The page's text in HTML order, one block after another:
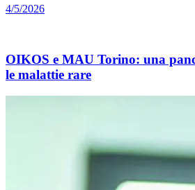
4/5/2026
OIKOS e MAU Torino: una
le malattie rare